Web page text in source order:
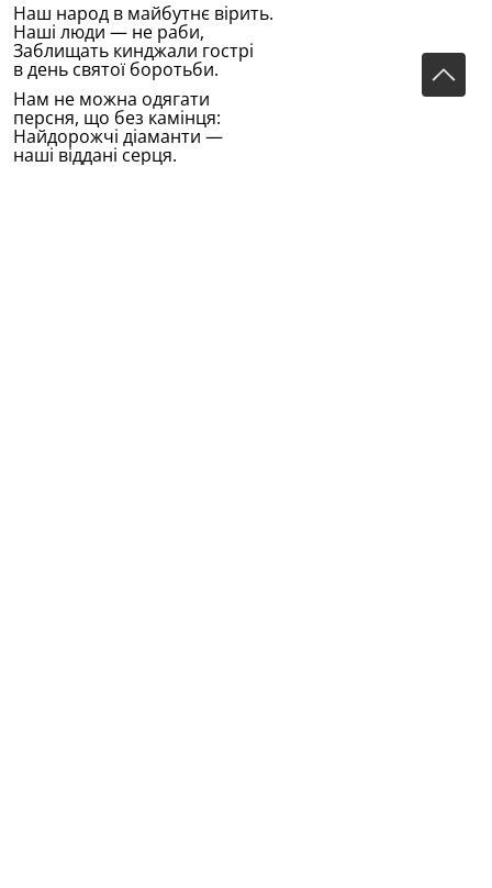
Наш народ в майбутнє вiрить.
Нашi люди — не раби,
Заблищать кинджали гострi
в день святоï боротьби.
Нам не можна одягати
персня, що без камiнця:
Найдорожчi дiаманти —
нашi вiдданi серця.